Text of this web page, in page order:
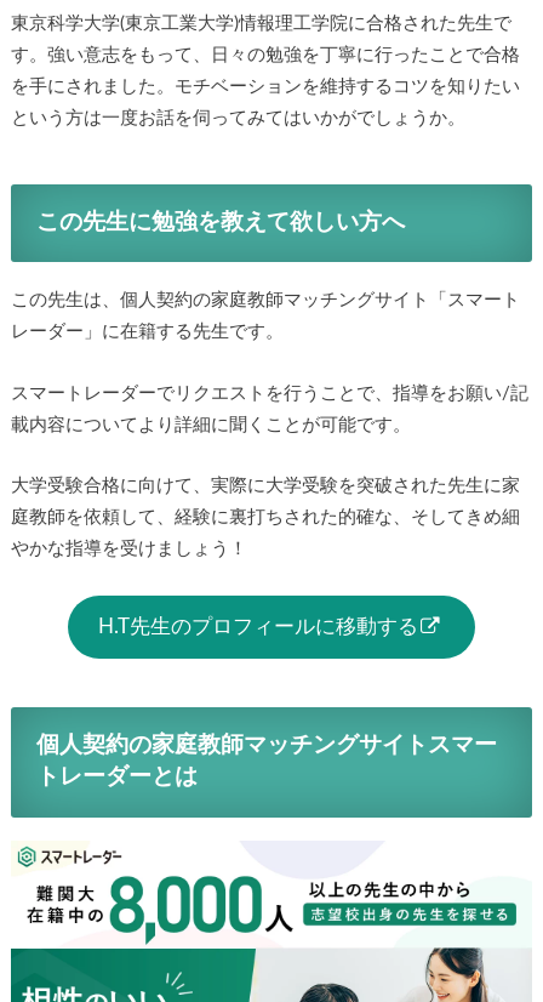
東京科学大学(東京工業大学)情報理工学院に合格された先生で
す。強い意志をもって、日々の勉強を丁寧に行ったことで合格
を手にされました。モチベーションを維持するコツを知りたい
という方は一度お話を伺ってみてはいかがでしょうか。
この先生に勉強を教えて欲しい方へ
この先生は、個人契約の家庭教師マッチングサイト「スマート
レーダー」に在籍する先生です。
スマートレーダーでリクエストを行うことで、指導をお願い/記
載内容についてより詳細に聞くことが可能です。
大学受験合格に向けて、実際に大学受験を突破された先生に家
庭教師を依頼して、経験に裏打ちされた的確な、そしてきめ細
やかな指導を受けましょう！
H.T先生のプロフィールに移動する
個人契約の家庭教師マッチングサイトスマー
トレーダーとは